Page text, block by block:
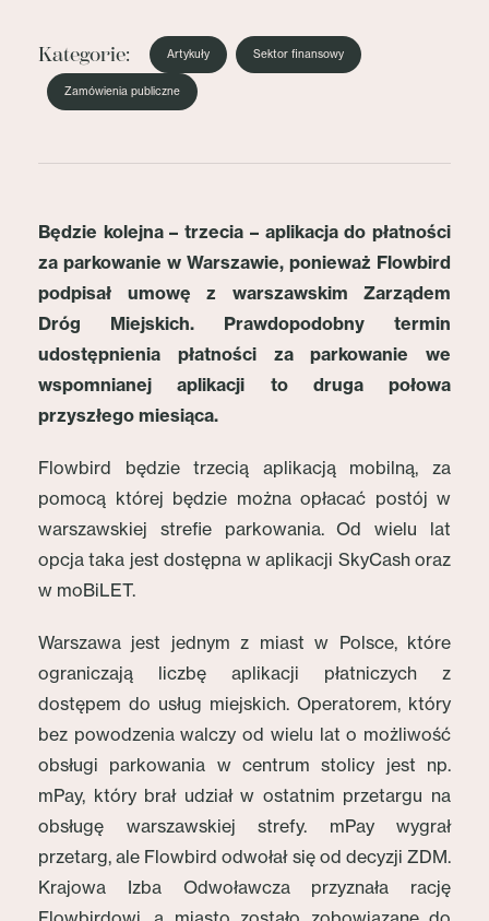
Kategorie: Artykuły Sektor finansowy
Zamówienia publiczne
Będzie kolejna – trzecia – aplikacja do płatności
za parkowanie w Warszawie, ponieważ Flowbird
podpisał umowę z warszawskim Zarządem
Dróg Miejskich. Prawdopodobny termin
udostępnienia płatności za parkowanie we
wspomnianej aplikacji to druga połowa
przyszłego miesiąca.
Flowbird będzie trzecią aplikacją mobilną, za
pomocą której będzie można opłacać postój w
warszawskiej strefie parkowania. Od wielu lat
opcja taka jest dostępna w aplikacji SkyCash oraz
w moBiLET.
Warszawa jest jednym z miast w Polsce, które
ograniczają liczbę aplikacji płatniczych z
dostępem do usług miejskich. Operatorem, który
bez powodzenia walczy od wielu lat o możliwość
obsługi parkowania w centrum stolicy jest np.
mPay, który brał udział w ostatnim przetargu na
obsługę warszawskiej strefy. mPay wygrał
przetarg, ale Flowbird odwołał się od decyzji ZDM.
Krajowa Izba Odwoławcza przyznała rację